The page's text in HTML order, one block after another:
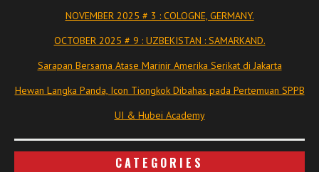
NOVEMBER 2025 # 3 : COLOGNE, GERMANY.
OCTOBER 2025 # 9 : UZBEKISTAN : SAMARKAND.
Sarapan Bersama Atase Marinir Amerika Serikat di Jakarta
Hewan Langka Panda, Icon Tiongkok Dibahas pada Pertemuan SPPB
UI & Hubei Academy
CATEGORIES